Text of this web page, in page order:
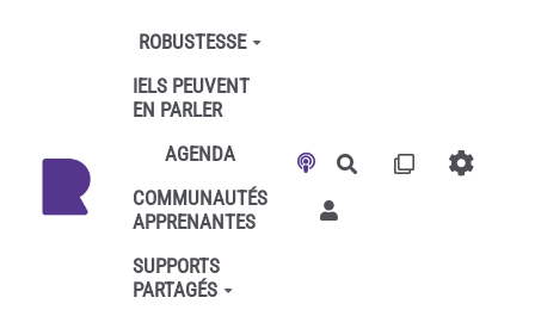
Aller au contenu principal
ROBUSTESSE
IELS PEUVENT
EN PARLER
AGENDA
COMMUNAUTÉS
APPRENANTES
SUPPORTS
PARTAGÉS
Rechercher